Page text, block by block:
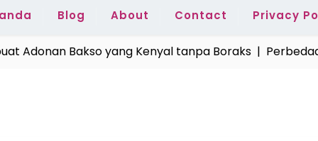
Blog About Contact Privacy
Adonan Bakso yang Kenyal tanpa Boraks |